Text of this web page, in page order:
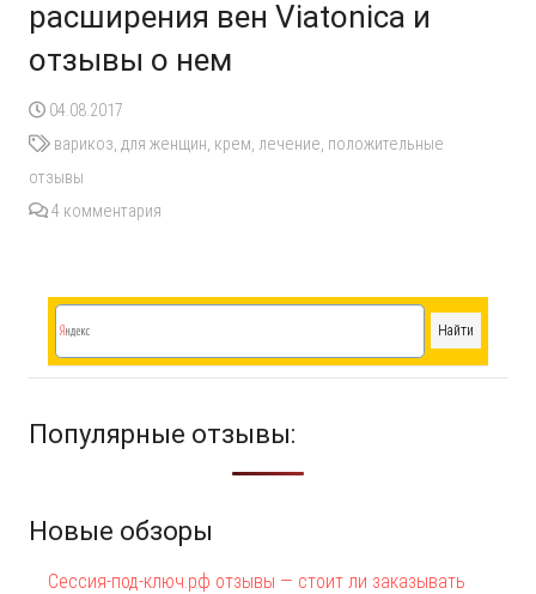
расширения вен Viatonica и
отзывы о нем
04.08.2017
варикоз, для женщин, крем, лечение, положительные
отзывы
4 комментария
Популярные отзывы:
Новые обзоры
Сессия-под-ключ.рф отзывы — стоит ли заказывать